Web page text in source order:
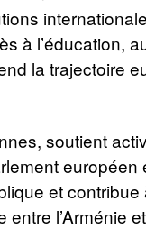
à l’éducation,
la trajectoire
soutient
et
entre l’Arménie